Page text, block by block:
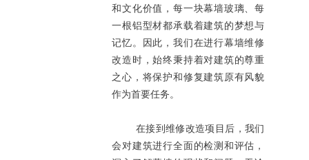
和文化价值，每一块幕墙玻璃、每
一根铝型材都承载着建筑的梦想与
记忆。因此，我们在进行幕墙维修
改造时，始终秉持着对建筑的尊重
之心，将保护和修复建筑原有风貌
作为首要任务。
在接到维修改造项目后，我们
会对建筑进行全面的检测和评估，